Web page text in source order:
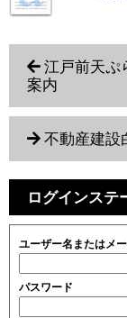
江戸前天ぷ
案内
不動産建設
ログインステ
ユーザー名またはメ
パスワード